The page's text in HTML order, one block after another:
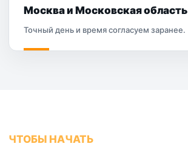
Москва и Московская область
Точный день и время согласуем заранее.
ЧТОБЫ НАЧАТЬ